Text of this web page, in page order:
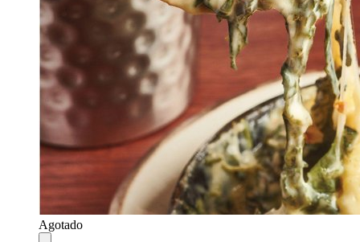
Agotado